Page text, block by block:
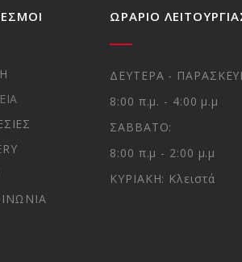
ΩΡAΡΙΟ
ΔΕΥΤΕΡΑ -
8:00 π.μ. - 4:00 μ.μ
ΣΑΒΒΑΤΟ:
8:00 π.μ - 2:00 μ.μ
ΚΥΡΙΑΚΗ: Κλειστά